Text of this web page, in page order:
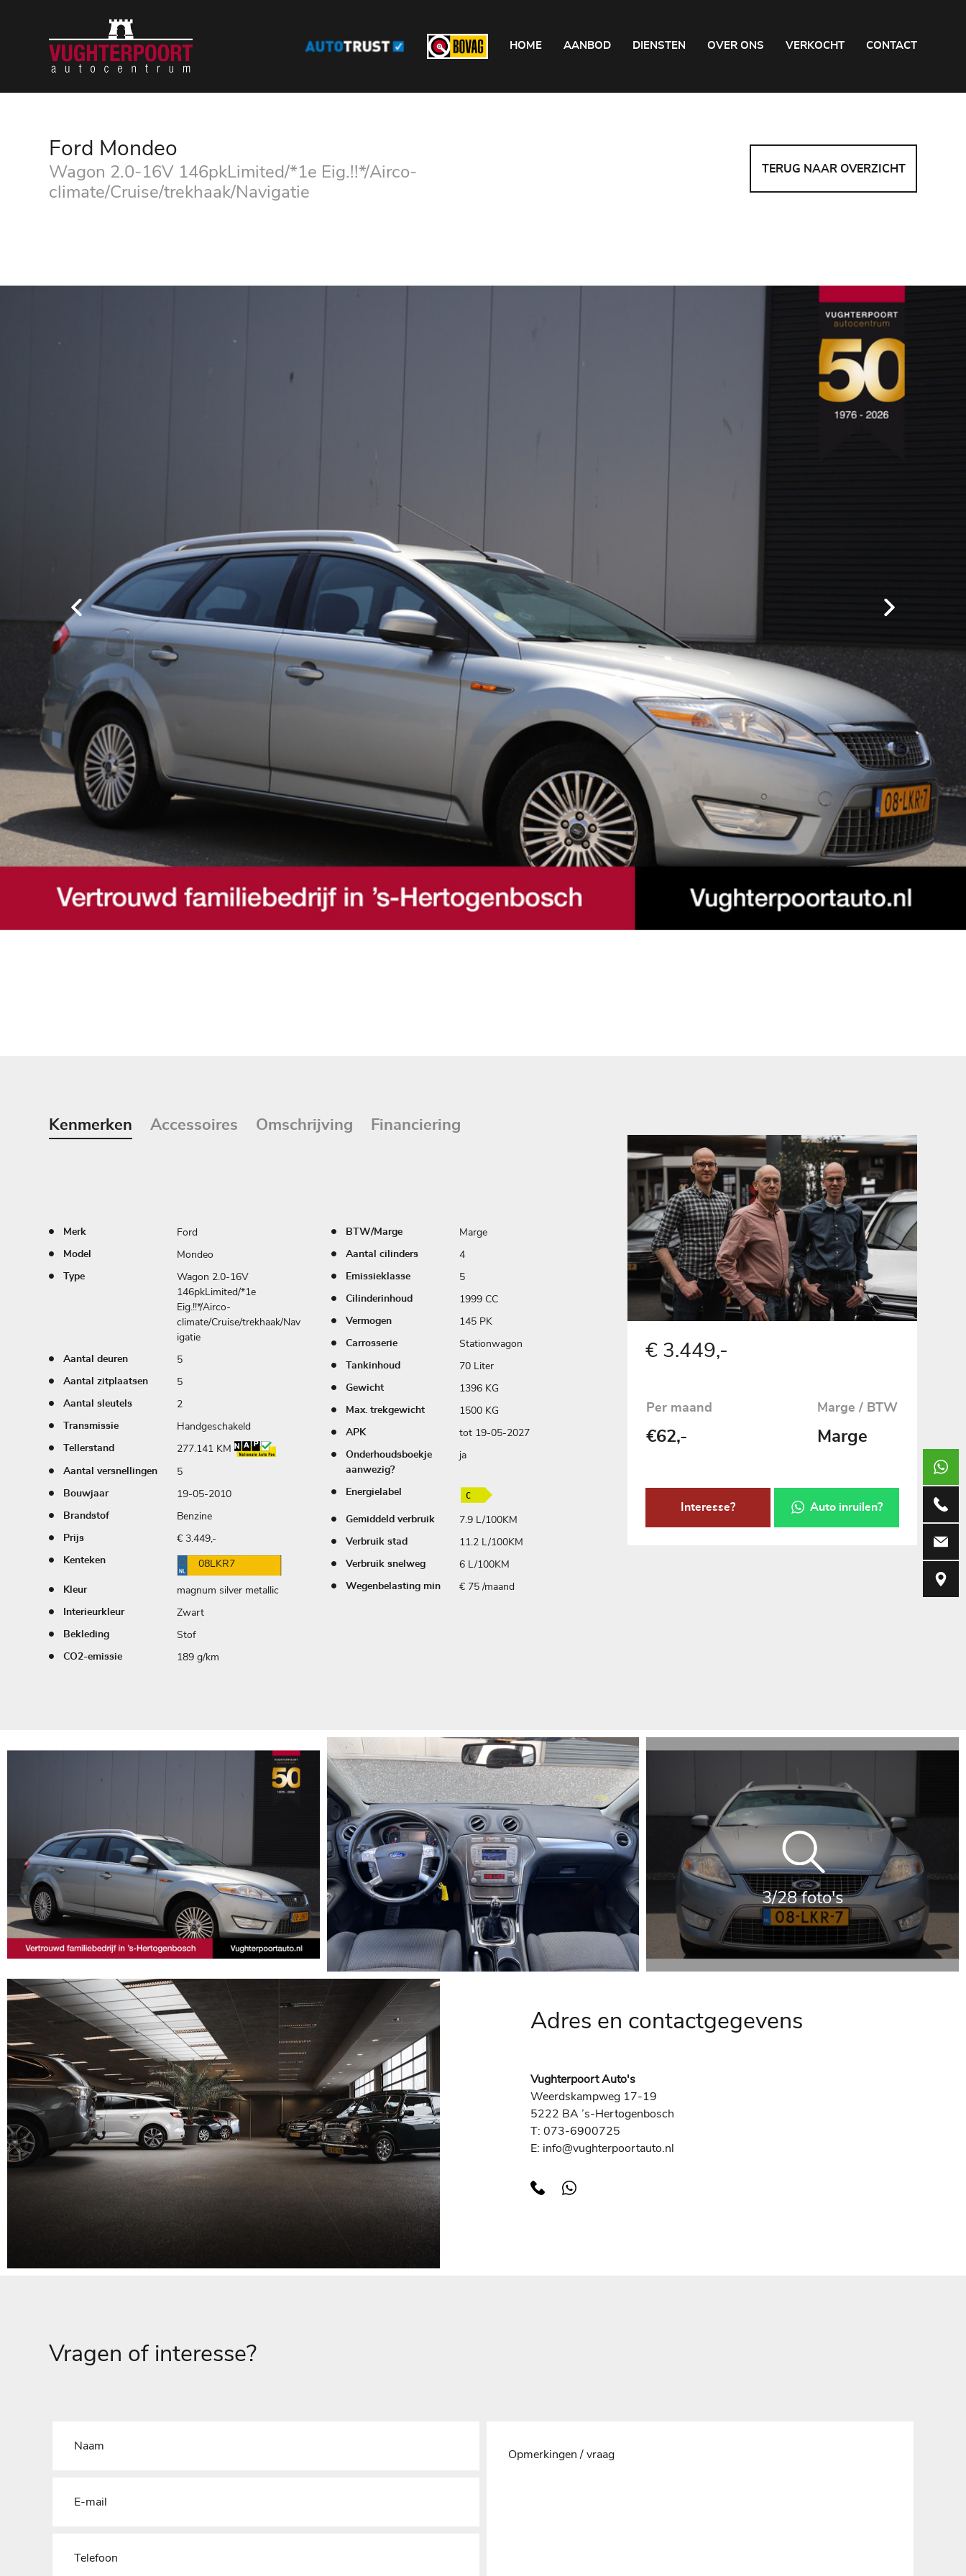
HOME AANBOD DIENSTEN OVER ONS VERKOCHT CONTACT
073-
Ford Mondeo
Wagon 2.0-16V 146pkLimited/*1e Eig.!!*/Airco-
climate/Cruise/trekhaak/Navigatie
TERUG NAAR OVERZICHT
Kenmerken Accessoires Omschrijving Financiering
Merk Ford
Model Mondeo
Type
Wagon 2.0-16V
146pkLimited/*1e
Eig.!!*/Airco-
climate/Cruise/trekhaak/Nav
igatie
Aantal deuren 5
Aantal zitplaatsen 5
Aantal sleutels 2
Transmissie Handgeschakeld
Tellerstand 277.141 KM
Aantal versnellingen 5
Bouwjaar 19-05-2010
Brandstof Benzine
Prijs € 3.449,-
Kenteken 08LKR7
Kleur magnum silver metallic
Interieurkleur Zwart
Bekleding Stof
CO2-emissie 189 g/km
BTW/Marge Marge
Aantal cilinders 4
Emissieklasse 5
Cilinderinhoud 1999 CC
Vermogen 145 PK
Carrosserie Stationwagon
Tankinhoud 70 Liter
Gewicht 1396 KG
Max. trekgewicht 1500 KG
APK tot 19-05-2027
Onderhoudsboekje
aanwezig?
ja
Energielabel
Gemiddeld verbruik 7.9 L/100KM
Verbruik stad 11.2 L/100KM
Verbruik snelweg 6 L/100KM
Wegenbelasting min € 75 /maand
€ 3.449,-
Per maand
€62,-
Marge / BTW
Marge
Interesse? Auto inruilen?
3/28 foto's
Adres en contactgegevens
Vughterpoort Auto's
Weerdskampweg 17-19
5222 BA ’s-Hertogenbosch
T: 073-6900725
E: info@vughterpoortauto.nl
Vragen of interesse?